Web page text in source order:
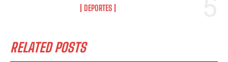
DEPORTES
RELATED POSTS